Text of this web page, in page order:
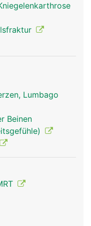
Lumbago
Beinen